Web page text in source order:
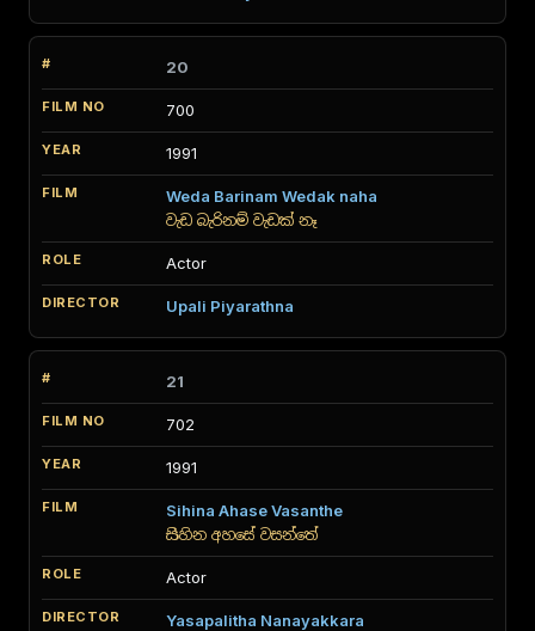
20
700
1991
Weda Barinam Wedak naha
වැඩ බැරිනම් වැඩක් නෑ
Actor
Upali Piyarathna
21
702
1991
Sihina Ahase Vasanthe
සිහින අහසේ වසන්තේ
Actor
Yasapalitha Nanayakkara